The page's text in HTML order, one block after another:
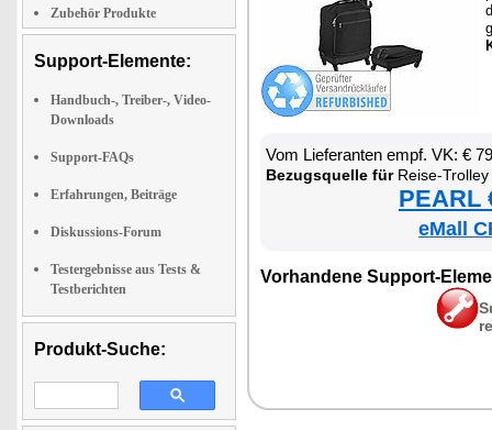
Zubehör Produkte
Support-Elemente:
Handbuch-, Treiber-, Video-
Downloads
Support-FAQs
Erfahrungen, Beiträge
Diskussions-Forum
Testergebnisse aus Tests &
Testberichten
Produkt-Suche:
Vom Lie­fe­ran­ten empf. VK: €
Be­zugs­quel­le fürRei­se-Trol­ley
PEARL
eMall
Vor­han­de­ne Sup­port-